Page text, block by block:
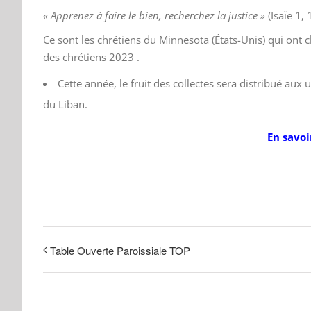
« Apprenez à faire le bien, recherchez la justice » (Isaïe 1,
Ce sont les chrétiens du Minnesota (États-Unis) qui ont
des chrétiens 2023 .
Cette année, le fruit des collectes sera distribué aux
du Liban.
En
Table Ouverte Paroissiale TOP